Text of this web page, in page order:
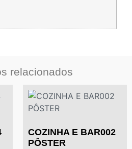
relacionados
COZINHA E BAR002
PÔSTER